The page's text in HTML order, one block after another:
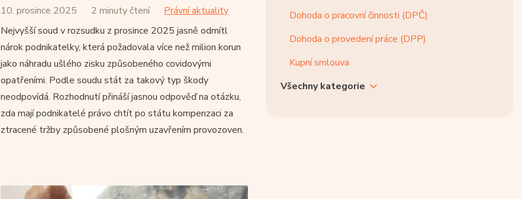
10. prosince 2025 2 minuty čtení
Právní aktuality
Nejvyšší soud v rozsudku z prosince 2025 jasně odmítl
nárok podnikatelky, která požadovala více než milion korun
jako náhradu ušlého zisku způsobeného covidovými
opatřeními. Podle soudu stát za takový typ škody
neodpovídá. Rozhodnutí přináší jasnou odpověď na otázku,
zda mají podnikatelé právo chtít po státu kompenzaci za
ztracené tržby způsobené plošným uzavřením provozoven.
Dohoda o pracovní činnosti (DPČ)
Dohoda o provedení práce (DPP)
Kupní smlouva
Všechny kategorie